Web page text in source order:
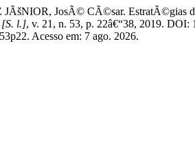
JosÃ© CÃ©sar. EstratÃ©gias
[S. l.], v. 21, n. 53, p. 22â€“38, 2019.
Acesso em: 7 ago. 2026.